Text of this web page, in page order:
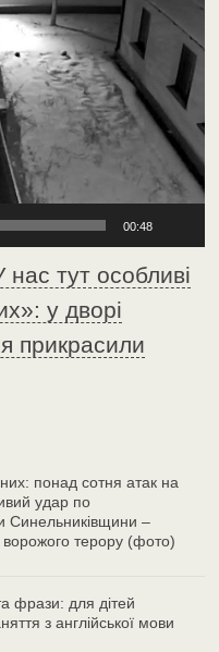
00:48
нас тут особливі
у дворі
прикрасили
понад сотня атак на
удар по
Синельниківщини –
ворожого терору (фото)
фрази: для дітей
з англійської мови